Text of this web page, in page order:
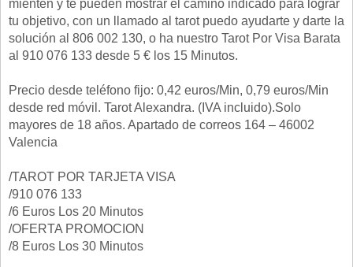
mienten y te pueden mostrar el camino indicado para lograr
tu objetivo, con un llamado al tarot puedo ayudarte y darte la
solución al 806 002 130, o ha nuestro Tarot Por Visa Barata
al 910 076 133 desde 5 € los 15 Minutos.
Precio desde teléfono fijo: 0,42 euros/Min, 0,79 euros/Min
desde red móvil. Tarot Alexandra. (IVA incluido).Solo
mayores de 18 años. Apartado de correos 164 – 46002
Valencia
/TAROT POR TARJETA VISA
/910 076 133
/6 Euros Los 20 Minutos
/OFERTA PROMOCION
/8 Euros Los 30 Minutos